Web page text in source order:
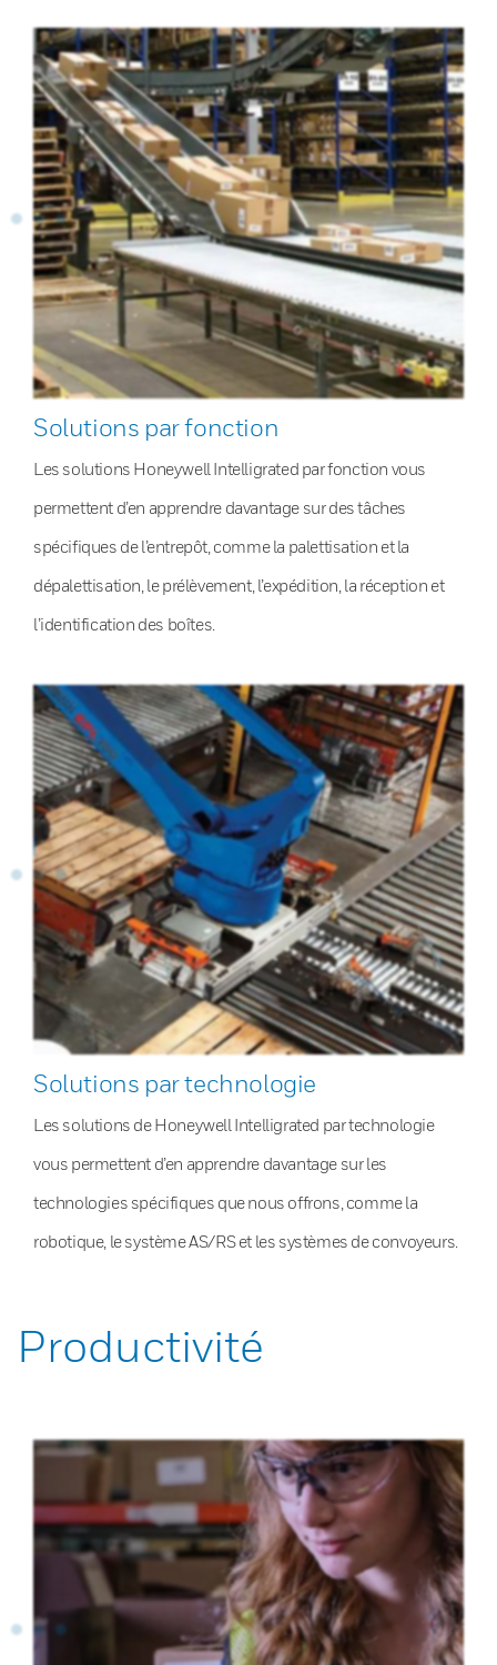
Solutions par fonction
Les solutions Honeywell Intelligrated par fonction vous
permettent d’en apprendre davantage sur des tâches
spécifiques de l’entrepôt, comme la palettisation et la
dépalettisation, le prélèvement, l’expédition, la réception et
l’identification des boîtes.
Solutions par technologie
Les solutions de Honeywell Intelligrated par technologie
vous permettent d’en apprendre davantage sur les
technologies spécifiques que nous offrons, comme la
robotique, le système AS/RS et les systèmes de convoyeurs.
Productivité